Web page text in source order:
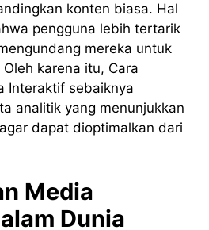
konten biasa. Hal
pengguna lebih tertarik
mereka untuk
karena itu, Cara
Interaktif sebaiknya
analitik yang menunjukkan
dapat dioptimalkan dari
Media
Dunia